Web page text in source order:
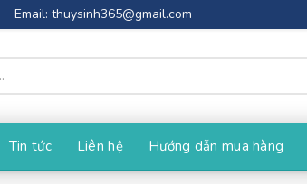
Email: thuysinh365@gmail.com
Tin tức Liên hệ Hướng dẫn mua hàng